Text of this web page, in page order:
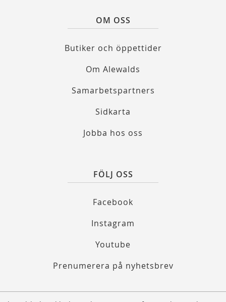
OM OSS
Butiker och öppettider
Om Alewalds
Samarbetspartners
Sidkarta
Jobba hos oss
FÖLJ OSS
Facebook
Instagram
Youtube
Prenumerera på nyhetsbrev